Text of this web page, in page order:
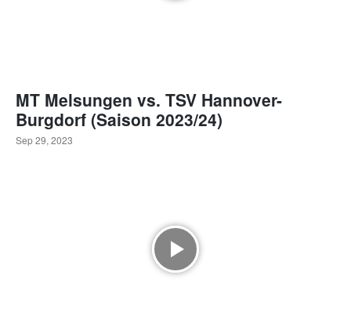
MT Melsungen vs. TSV Hannover-
Burgdorf (Saison 2023/24)
Sep 29, 2023